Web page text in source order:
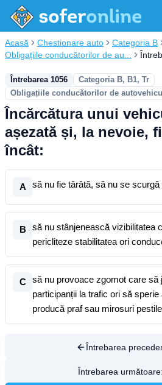
Acasă Chestionare auto
Categoria B
Obligațiile conducătorilor de au...
Întrebarea 1056
Categoria B, B1, Tr
Obligațiile conducătorilor de
Încărcătura unui
așezată și, la nevoie,
încât:
A să nu fie târâtă, să nu se
B
să nu stânjenească vizibilitatea
pericliteze stabilitatea ori
C
să nu provoace zgomot care să
participanții la trafic ori să
producă praf sau mirosuri
Întrebarea
Întrebarea următoare: